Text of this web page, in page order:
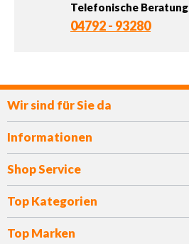
Telefonische Beratung
04792 - 93280
Wir sind für Sie da
Informationen
Shop Service
Top Kategorien
Top Marken